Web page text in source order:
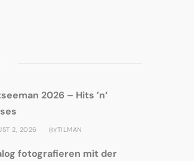
2026 – Hits ’n‘
2, 2026 BYTILMAN
fotografieren mit der